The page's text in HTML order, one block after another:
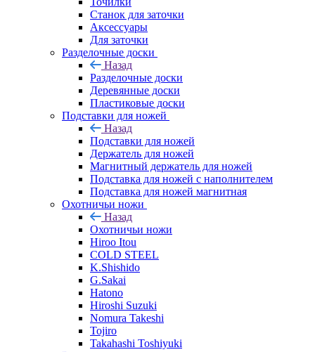
Станок для заточки
Аксессуары
Для заточки
Разделочные доски
Назад
Разделочные доски
Деревянные доски
Пластиковые доски
Подставки для ножей
Назад
Подставки для ножей
Держатель для ножей
Магнитный держатель для ножей
Подставка для ножей с наполнителем
Подставка для ножей магнитная
Охотничьи ножи
Назад
Охотничьи ножи
Hiroo Itou
COLD STEEL
K.Shishido
G.Sakai
Hatono
Hiroshi Suzuki
Nomura Takeshi
Tojiro
Takahashi Toshiyuki